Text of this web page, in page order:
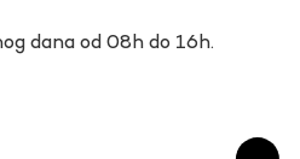
dana od 08h do 16h.